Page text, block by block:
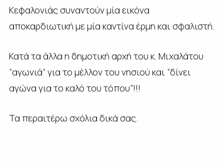
Κεφαλονιάς συναντούν μία εικόνα
αποκαρδιωτική με μία καντίνα έρμη και σφαλιστή.
Κατά τα άλλα η δημοτική αρχή του κ. Μιχαλάτου
“αγωνιά” για το μέλλον του νησιού και “δίνει
αγώνα για το καλό του τόπου”!!!
Τα περαιτέρω σχόλια δικά σας.